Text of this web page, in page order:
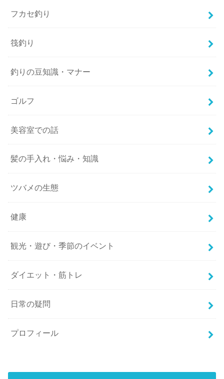
フカセ釣り
筏釣り
釣りの豆知識・マナー
ゴルフ
美容室での話
髪の手入れ・悩み・知識
ツバメの生態
健康
観光・遊び・季節のイベント
ダイエット・筋トレ
日常の疑問
プロフィール